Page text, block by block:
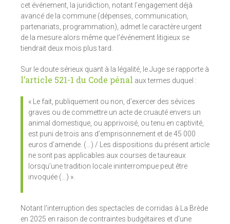
cet événement, la juridiction, notant l’engagement déjà
avancé de la commune (dépenses, communication,
partenariats, programmation), admet le caractère urgent
de la mesure alors même que l’événement litigieux se
tiendrait deux mois plus tard.
Sur le doute sérieux quant à la légalité, le Juge se rapporte à
l’article 521-1 du Code pénal aux termes duquel :
« Le fait, publiquement ou non, d’exercer des sévices
graves ou de commettre un acte de cruauté envers un
animal domestique, ou apprivoisé, ou tenu en captivité,
est puni de trois ans d’emprisonnement et de 45 000
euros d’amende. (…) / Les dispositions du présent article
ne sont pas applicables aux courses de taureaux
lorsqu’une tradition locale ininterrompue peut être
invoquée (…) ».
Notant l’interruption des spectacles de corridas à La Brède
en 2025 en raison de contraintes budgétaires et d’une